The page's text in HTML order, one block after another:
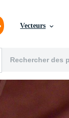
Vecteurs